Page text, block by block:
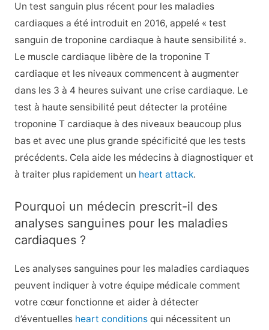
Un test sanguin plus récent pour les maladies
cardiaques a été introduit en 2016, appelé « test
sanguin de troponine cardiaque à haute sensibilité ».
Le muscle cardiaque libère de la troponine T
cardiaque et les niveaux commencent à augmenter
dans les 3 à 4 heures suivant une crise cardiaque. Le
test à haute sensibilité peut détecter la protéine
troponine T cardiaque à des niveaux beaucoup plus
bas et avec une plus grande spécificité que les tests
précédents. Cela aide les médecins à diagnostiquer et
à traiter plus rapidement un heart attack.
Pourquoi un médecin prescrit-il des
analyses sanguines pour les maladies
cardiaques ?
Les analyses sanguines pour les maladies cardiaques
peuvent indiquer à votre équipe médicale comment
votre cœur fonctionne et aider à détecter
d’éventuelles heart conditionsqui nécessitent un